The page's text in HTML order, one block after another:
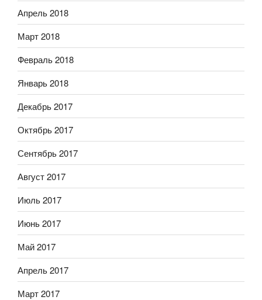
Апрель 2018
Март 2018
Февраль 2018
Январь 2018
Декабрь 2017
Октябрь 2017
Сентябрь 2017
Август 2017
Июль 2017
Июнь 2017
Май 2017
Апрель 2017
Март 2017